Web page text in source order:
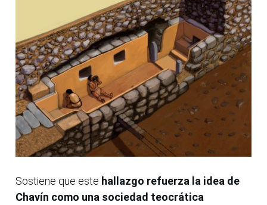
Sostiene que este hallazgo refuerza la idea de
Chavín como una sociedad teocrática